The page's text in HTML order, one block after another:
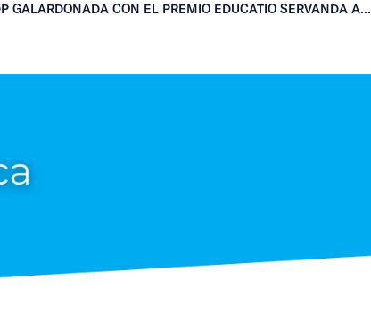
GALARDONADA CON EL PREMIO EDUCATIO SERVANDA A...